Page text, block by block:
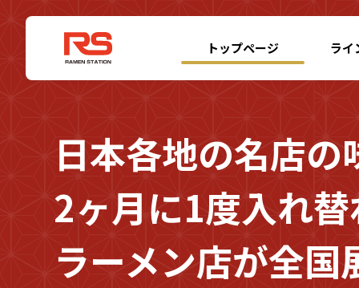
トップページ ライ
日本各地の名店の
2ヶ月に1度入れ
ラーメン店が全国